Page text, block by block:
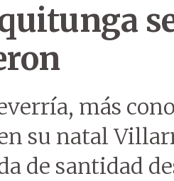
más
su natal
de santidad